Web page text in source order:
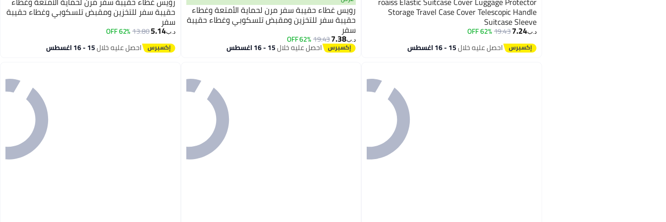
Storage Travel Case Cover Telescopic Handle
Suitcase Sleeve
د.ب‏7.24
19.43
62% OFF
احصل عليه خلال15 - 16 اغسطس
رويس غطاء حقيبة سفر مرن لحماية الأمتعة وغطاء
حقيبة سفر للتخزين ومقبض تلسكوبي وغطاء حقيبة
سفر
د.ب‏7.38
19.43
62% OFF
احصل عليه خلال15 - 16 اغسطس
حقيبة سفر للتخزين ومقبض تلسكوبي وغطاء حقيبة
سفر
د.ب‏5.14
13.80
62% OFF
احصل عليه خلال15 - 16 اغسطس